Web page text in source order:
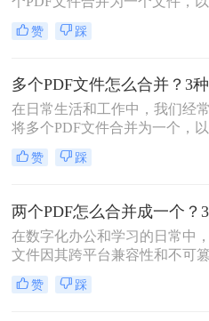
文档管理的便利性和效率。那么
pdf怎么合并成一个pdf呢？本文
赞 踩
在日常生活和工作中，我们经
将多个PDF文件合并为一个，
分享、存档或打印。那么如何合
文件呢？本文将介绍三种常用的
赞 踩
在数字化办公和学习的日常中
文件因其跨平台兼容性和不可
而广受欢迎。然而，当需要处理
PDF文件时，将它们合并成一个
赞 踩